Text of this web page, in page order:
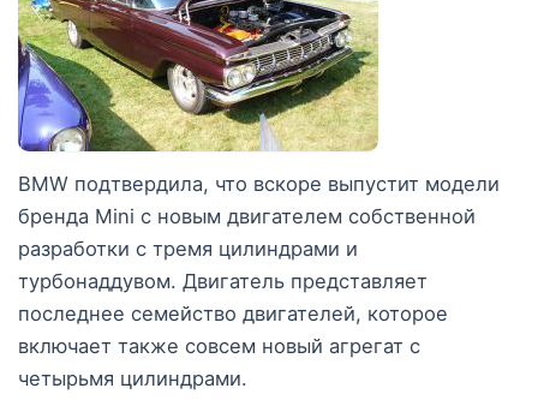
BMW подтвердила, что вскоре выпустит модели
бренда Mini с новым двигателем собственной
разработки с тремя цилиндрами и
турбонаддувом. Двигатель представляет
последнее семейство двигателей, которое
включает также совсем новый агрегат с
четырьмя цилиндрами.